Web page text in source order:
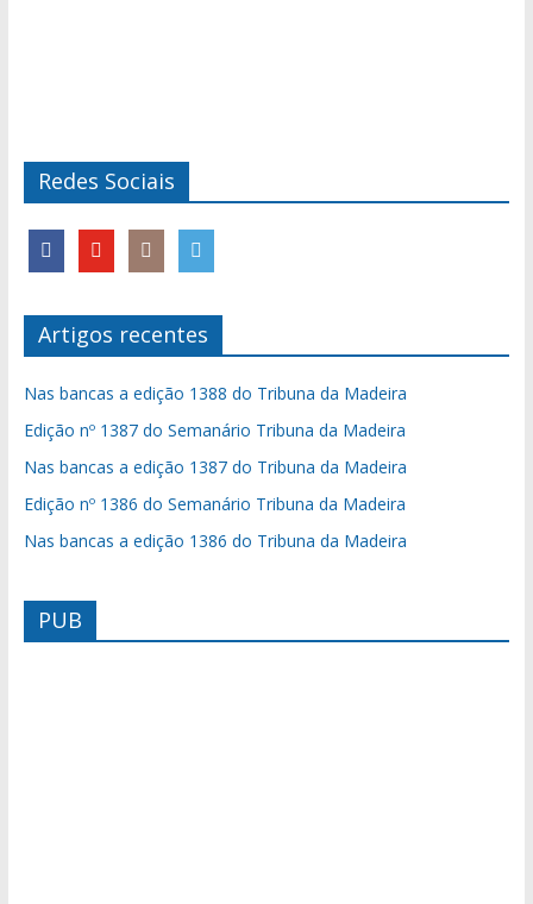
Redes Sociais
Artigos recentes
Nas bancas a edição 1388 do Tribuna da Madeira
Edição nº 1387 do Semanário Tribuna da Madeira
Nas bancas a edição 1387 do Tribuna da Madeira
Edição nº 1386 do Semanário Tribuna da Madeira
Nas bancas a edição 1386 do Tribuna da Madeira
PUB